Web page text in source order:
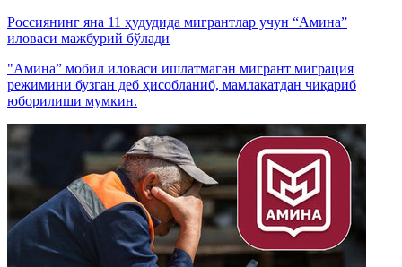
Россиянинг яна 11 ҳудудида мигрантлар учун “Амина”
иловаси мажбурий бўлади
"Амина” мобил иловаси ишлатмаган мигрант миграция
режимини бузган деб ҳисобланиб, мамлакатдан чиқариб
юборилиши мумкин.